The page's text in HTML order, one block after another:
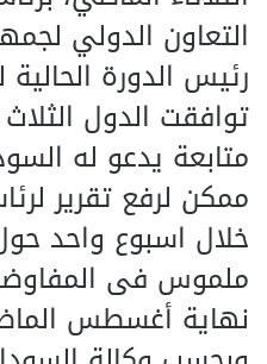
التعاون الدولي
رئيس الدورة الحالية
توافقت الدول
متابعة يدعو له
ممكن لرفع تقرير
خلال اسبوع واحد
ملموس فى
نهاية أغسطس